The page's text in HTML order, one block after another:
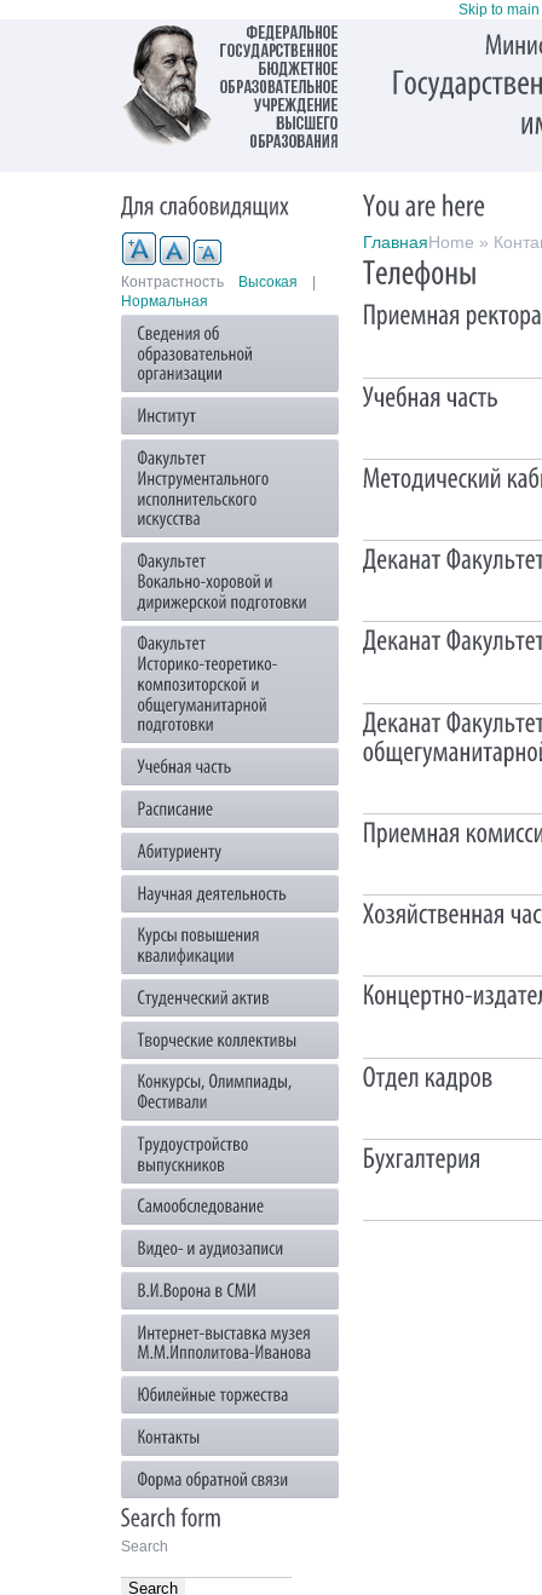
Skip to
Контрастность Высокая
Нормальная
Search
ГлавнаяHome »